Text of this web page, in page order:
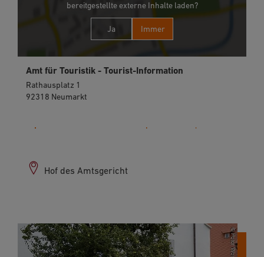
bereitgestellte externe Inhalte laden?
Ja Immer
Amt für Touristik - Tourist-Information
Rathausplatz 1
92318 Neumarkt
Hof des Amtsgericht